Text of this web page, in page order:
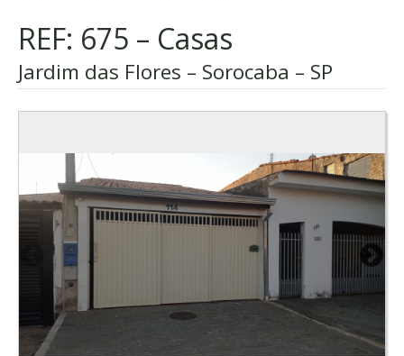
REF: 675 – Casas
Jardim das Flores – Sorocaba – SP